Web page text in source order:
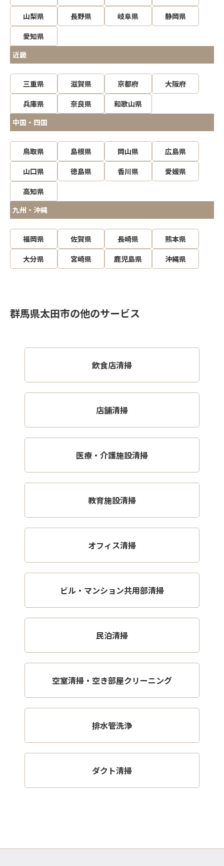
山梨県
長野県 岐阜県
静岡県
愛知県
近畿
三重県 滋賀県 京都府
大阪府
兵庫県
奈良県
和歌山県
中国・四国
鳥取県 島根県 岡山県
広島県
山口県
徳島県 香川県
愛媛県
高知県
九州・沖縄
福岡県 佐賀県 長崎県
熊本県
大分県
宮崎県 鹿児島県 沖縄県
群馬県太田市の他のサービス
飲食店清掃
店舗清掃
医療・介護施設清掃
教育施設清掃
オフィス清掃
ビル・マンション共用部清掃
民泊清掃
空室清掃・空き部屋クリーニング
排水管洗浄
ダクト清掃